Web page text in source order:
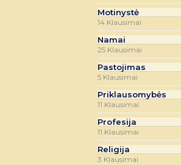
Motinystė
14 Klausimai
Namai
25 Klausimai
Pastojimas
5 Klausimai
Priklausomybės
11 Klausimai
Profesija
11 Klausimai
Religija
3 Klausimai